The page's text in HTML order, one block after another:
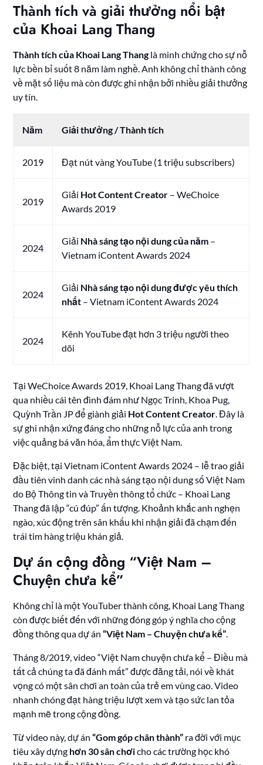
Thành tích và giải thưởng nổi bật
của Khoai Lang Thang
Thành tích của Khoai Lang Thang là minh chứng cho sự nỗ
lực bền bỉ suốt 8 năm làm nghề. Anh không chỉ thành công
về mặt số liệu mà còn được ghi nhận bởi nhiều giải thưởng
uy tín.
Năm Giải thưởng / Thành tích
2019 Đạt nút vàng YouTube (1 triệu subscribers)
2019
Giải Hot Content Creator – WeChoice
Awards 2019
2024
Giải Nhà sáng tạo nội dung của năm –
Vietnam iContent Awards 2024
2024
Giải Nhà sáng tạo nội dung được yêu thích
nhất – Vietnam iContent Awards 2024
2024
Kênh YouTube đạt hơn 3 triệu người theo
dõi
Tại WeChoice Awards 2019, Khoai Lang Thang đã vượt
qua nhiều cái tên đình đám như Ngọc Trinh, Khoa Pug,
Quỳnh Trần JP để giành giải Hot Content Creator. Đây là
sự ghi nhận xứng đáng cho những nỗ lực của anh trong
việc quảng bá văn hóa, ẩm thực Việt Nam.
Đặc biệt, tại Vietnam iContent Awards 2024 – lễ trao giải
đầu tiên vinh danh các nhà sáng tạo nội dung số Việt Nam
do Bộ Thông tin và Truyền thông tổ chức – Khoai Lang
Thang đã lập “cú đúp” ấn tượng. Khoảnh khắc anh nghẹn
ngào, xúc động trên sân khấu khi nhận giải đã chạm đến
trái tim hàng triệu khán giả.
Dự án cộng đồng “Việt Nam –
Chuyện chưa kể”
Không chỉ là một YouTuber thành công, Khoai Lang Thang
còn được biết đến với những đóng góp ý nghĩa cho cộng
đồng thông qua dự án“Việt Nam – Chuyện chưa kể”.
Tháng 8/2019, video “Việt Nam chuyện chưa kể – Điều mà
tất cả chúng ta đã đánh mất” được đăng tải, nói về khát
vọng có một sân chơi an toàn của trẻ em vùng cao. Video
nhanh chóng đạt hàng triệu lượt xem và tạo sức lan tỏa
mạnh mẽ trong cộng đồng.
Từ video này, dự án“Gom góp chân thành” ra đời với mục
tiêu xây dựng hơn 30 sân chơicho các trường học khó